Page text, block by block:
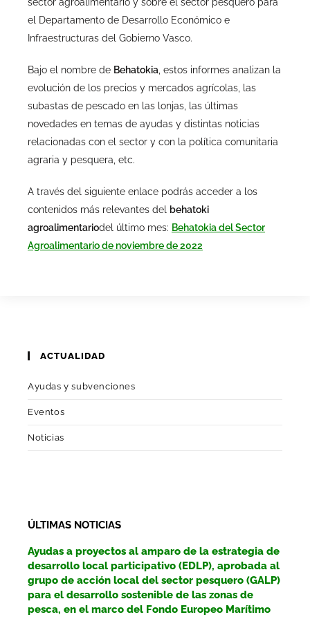
sector agroalimentario y sobre el sector pesquero para
el Departamento de Desarrollo Económico e
Infraestructuras del Gobierno Vasco.
Bajo el nombre de Behatokia, estos informes analizan la
evolución de los precios y mercados agrícolas, las
subastas de pescado en las lonjas, las últimas
novedades en temas de ayudas y distintas noticias
relacionadas con el sector y con la política comunitaria
agraria y pesquera, etc.
A través del siguiente enlace podrás acceder a los
contenidos más relevantes del behatoki
agroalimentariodel último mes: Behatokia del Sector
Agroalimentario de noviembre de 2022
ACTUALIDAD
Ayudas y subvenciones
Eventos
Noticias
ÚLTIMAS NOTICIAS
Ayudas a proyectos al amparo de la estrategia de
desarrollo local participativo (EDLP), aprobada al
grupo de acción local del sector pesquero (GALP)
para el desarrollo sostenible de las zonas de
pesca, en el marco del Fondo Europeo Marítimo